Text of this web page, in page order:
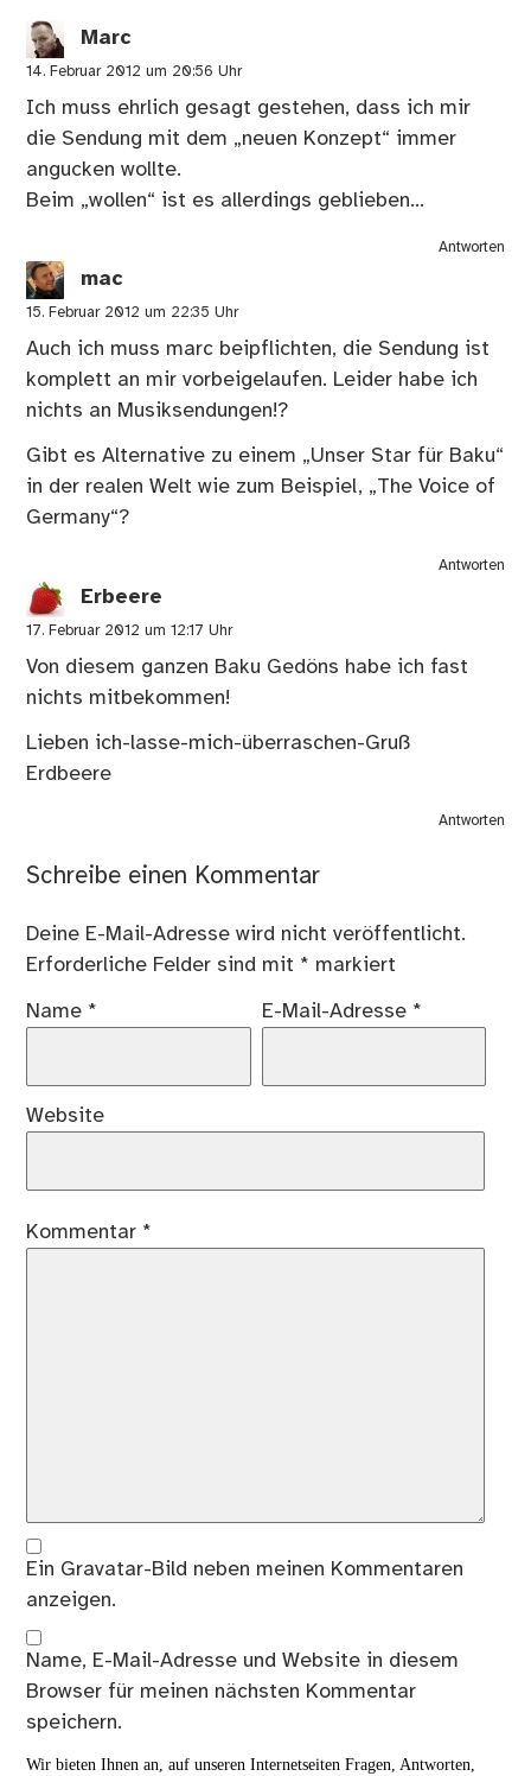
Marc
14. Februar 2012 um 20:56 Uhr
Ich muss ehrlich gesagt gestehen, dass ich mir
die Sendung mit dem „neuen Konzept“ immer
angucken wollte.
Beim „wollen“ ist es allerdings geblieben…
Antworten
mac
15. Februar 2012 um 22:35 Uhr
Auch ich muss marc beipflichten, die Sendung ist
komplett an mir vorbeigelaufen. Leider habe ich
nichts an Musiksendungen!?
Gibt es Alternative zu einem „Unser Star für Baku“
in der realen Welt wie zum Beispiel, „The Voice of
Germany“?
Antworten
Erbeere
17. Februar 2012 um 12:17 Uhr
Von diesem ganzen Baku Gedöns habe ich fast
nichts mitbekommen!
Lieben ich-lasse-mich-überraschen-Gruß
Erdbeere
Antworten
Schreibe einen Kommentar
Deine E-Mail-Adresse wird nicht veröffentlicht.
Erforderliche Felder sind mit * markiert
Name * E-Mail-Adresse *
Website
Kommentar *
Ein Gravatar-Bild neben meinen Kommentaren
anzeigen.
Name, E-Mail-Adresse und Website in diesem
Browser für meinen nächsten Kommentar
speichern.
Wir bieten Ihnen an, auf unseren Internetseiten Fragen, Antworten,